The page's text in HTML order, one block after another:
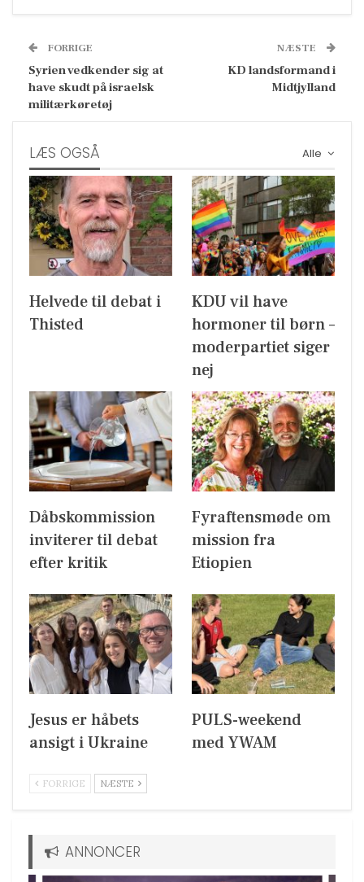
FORRIGE
Syrien vedkender sig at
have skudt på israelsk
militærkøretøj
NÆSTE
KD landsformand i
Midtjylland
Alle
LÆS OGSÅ
Helvede til debat i
Thisted
KDU vil have
hormoner til børn –
moderpartiet siger
nej
Dåbskommission
inviterer til debat
efter kritik
Fyraftensmøde om
mission fra
Etiopien
Jesus er håbets
ansigt i Ukraine
PULS-weekend
med YWAM
FORRIGE NÆSTE
ANNONCER